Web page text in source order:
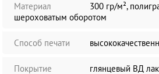
Материал
300 гр/м²,
шероховатым оборотом
Способ печати
Покрытие глянцевый ВД лак